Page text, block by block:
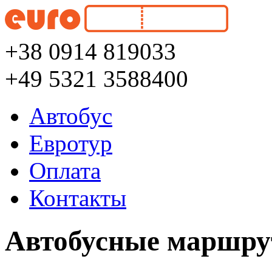
+38 0914 819033
+49 5321 3588400
Автобус
Евротур
Оплата
Контакты
Автобусные